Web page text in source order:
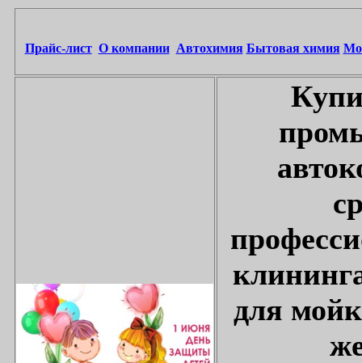
Прайс-лист О компании Автохимия Бытовая химия
для